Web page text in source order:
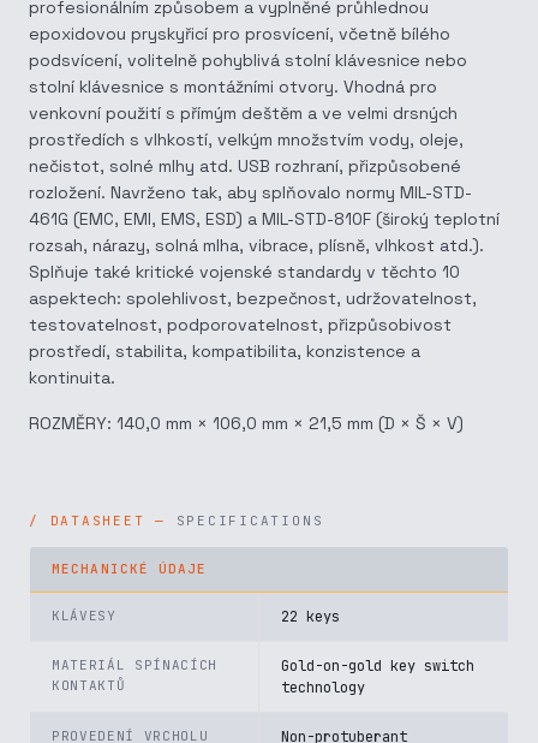
profesionálním způsobem a vyplněné průhlednou
epoxidovou pryskyřicí pro prosvícení, včetně bílého
podsvícení, volitelně pohyblivá stolní klávesnice nebo
stolní klávesnice s montážními otvory. Vhodná pro
venkovní použití s přímým deštěm a ve velmi drsných
prostředích s vlhkostí, velkým množstvím vody, oleje,
nečistot, solné mlhy atd. USB rozhraní, přizpůsobené
rozložení. Navrženo tak, aby splňovalo normy MIL-STD-
461G (EMC, EMI, EMS, ESD) a MIL-STD-810F (široký teplotní
rozsah, nárazy, solná mlha, vibrace, plísně, vlhkost atd.).
Splňuje také kritické vojenské standardy v těchto 10
aspektech: spolehlivost, bezpečnost, udržovatelnost,
testovatelnost, podporovatelnost, přizpůsobivost
prostředí, stabilita, kompatibilita, konzistence a
kontinuita.
ROZMĚRY: 140,0 mm × 106,0 mm × 21,5 mm (D × Š × V)
SPECIFICATIONS
MECHANICKÉ ÚDAJE
KLÁVESY 22 keys
MATERIÁL SPÍNACÍCH
KONTAKTŮ
Gold-on-gold key switch
technology
PROVEDENÍ VRCHOLU Non-protuberant